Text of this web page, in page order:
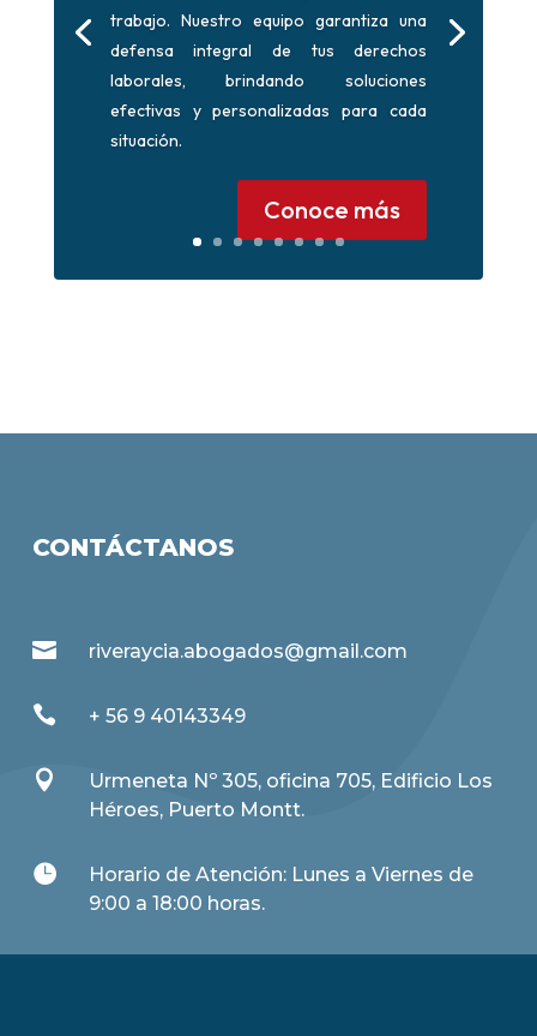
trabajo. Nuestro equipo garantiza una
defensa integral de tus derechos
laborales, brindando soluciones
efectivas y personalizadas para cada
situación.
Conoce más
CONTÁCTANOS
 riveraycia.abogados@gmail.com
 + 56 9 40143349

Urmeneta Nº 305, oficina 705, Edificio Los
Héroes, Puerto Montt.

Horario de Atención: Lunes a Viernes de
9:00 a 18:00 horas.